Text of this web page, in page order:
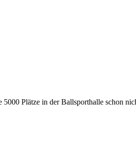
Plätze in der Ballsporthalle schon